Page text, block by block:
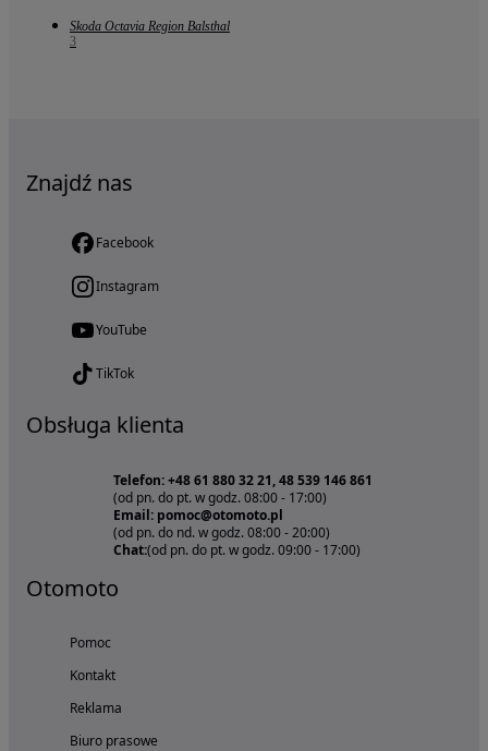
Skoda Octavia Region Balsthal
3
Znajdź nas
Facebook
Instagram
YouTube
TikTok
Obsługa klienta
Telefon: +48 61 880 32 21, 48 539 146 861
(od pn. do pt. w godz. 08:00 - 17:00)
Email: pomoc@otomoto.pl
(od pn. do nd. w godz. 08:00 - 20:00)
Chat:(od pn. do pt. w godz. 09:00 - 17:00)
Otomoto
Pomoc
Kontakt
Reklama
Biuro prasowe